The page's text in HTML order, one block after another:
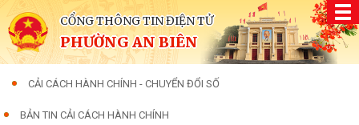
CỔNG THÔNG TIN ĐIỆN TỬ
PHƯỜNG AN BIÊN
CẢI CÁCH HÀNH CHÍNH - CHUYỂN ĐỔI SỐ
BẢN TIN CẢI CÁCH HÀNH CHÍNH